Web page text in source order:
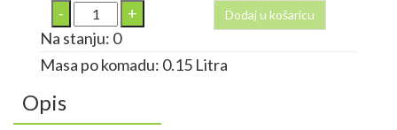
Dodaj u košaricu
Na stanju: 0
Masa po komadu: 0.15 Litra
Opis